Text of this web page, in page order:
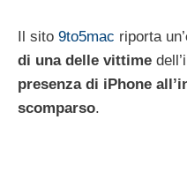
Il sito 9to5mac riporta un’
di una delle vittime
presenza di iPhone
scomparso.